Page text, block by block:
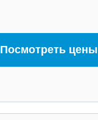
Посмотреть цены